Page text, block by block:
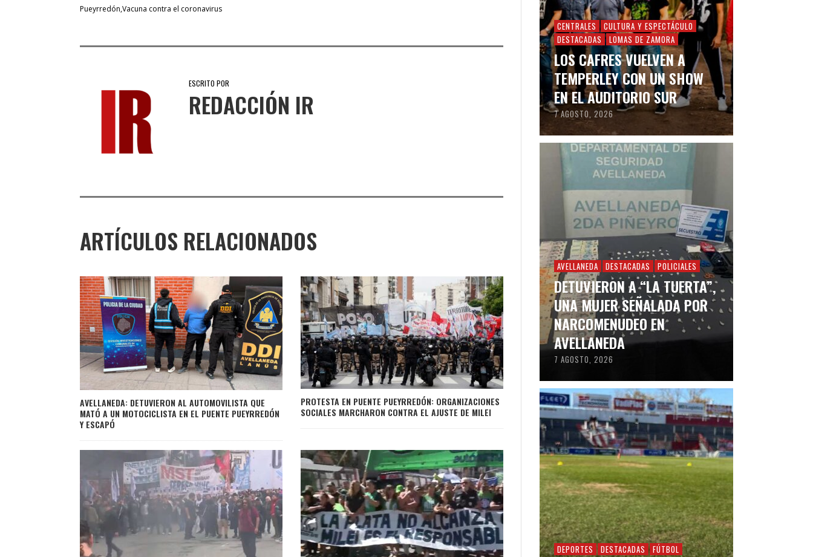
Pueyrredón Vacuna contra el coronavirus
ESCRITO POR
REDACCIÓN IR
ARTÍCULOS RELACIONADOS
AVELLANEDA: DETUVIERON AL AUTOMOVILISTA QUE
MATÓ A UN MOTOCICLISTA EN EL PUENTE PUEYRREDÓN
Y ESCAPÓ
PROTESTA EN PUENTE PUEYRREDÓN: ORGANIZACIONES
SOCIALES MARCHARON CONTRA EL AJUSTE DE MILEI
CENTRALES
CULTURA Y ESPECTÁCULO
DESTACADAS
LOMAS DE ZAMORA
LOS CAFRES VUELVEN A
TEMPERLEY CON UN SHOW
EN EL AUDITORIO SUR
7 AGOSTO, 2026
AVELLANEDA DESTACADAS POLICIALES
DETUVIERON A “LA TUERTA”,
UNA MUJER SEÑALADA POR
NARCOMENUDEO EN
AVELLANEDA
7 AGOSTO, 2026
DEPORTES DESTACADAS FÚTBOL